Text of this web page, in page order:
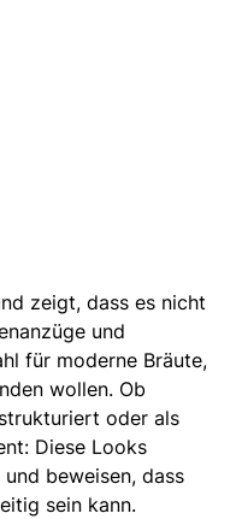
zeigt, dass es nicht
und
für moderne Bräute,
wollen. Ob
oder als
Diese Looks
beweisen, dass
sein kann.